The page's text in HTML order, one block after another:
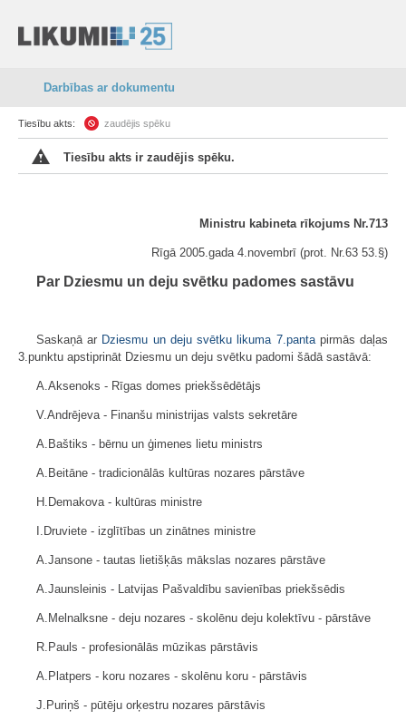
Darbības ar dokumentu
Tiesību akts: zaudējis spēku
Tiesību akts ir zaudējis spēku.
Ministru kabineta rīkojums Nr.713
Rīgā 2005.gada 4.novembrī (prot. Nr.63 53.§)
Par Dziesmu un deju svētku padomes sastāvu
Saskaņā ar Dziesmu un deju svētku likuma 7.pantapirmās daļas
3.punktu apstiprināt Dziesmu un deju svētku padomi šādā sastāvā:
A.Aksenoks - Rīgas domes priekšsēdētājs
V.Andrējeva - Finanšu ministrijas valsts sekretāre
A.Baštiks - bērnu un ģimenes lietu ministrs
A.Beitāne - tradicionālās kultūras nozares pārstāve
H.Demakova - kultūras ministre
I.Druviete - izglītības un zinātnes ministre
A.Jansone - tautas lietišķās mākslas nozares pārstāve
A.Jaunsleinis - Latvijas Pašvaldību savienības priekšsēdis
A.Melnalksne - deju nozares - skolēnu deju kolektīvu - pārstāve
R.Pauls - profesionālās mūzikas pārstāvis
A.Platpers - koru nozares - skolēnu koru - pārstāvis
J.Puriņš - pūtēju orķestru nozares pārstāvis